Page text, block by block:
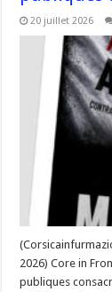
20 juillet 2026
2026) Core in
publiques